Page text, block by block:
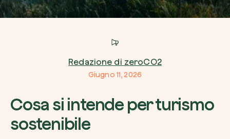
Redazione di zeroCO2
Giugno 11, 2026
Cosa si intende per turismo
sostenibile
Comincia ora
Come possiamo aiutarti?*
Come ci hai conosciuto